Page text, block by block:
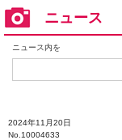
ニュース
ニュース内を
2024年11月20日
No.10004633